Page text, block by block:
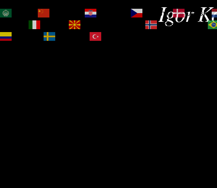
Igor
Čeština‎
Dansk
Norsk bokmål